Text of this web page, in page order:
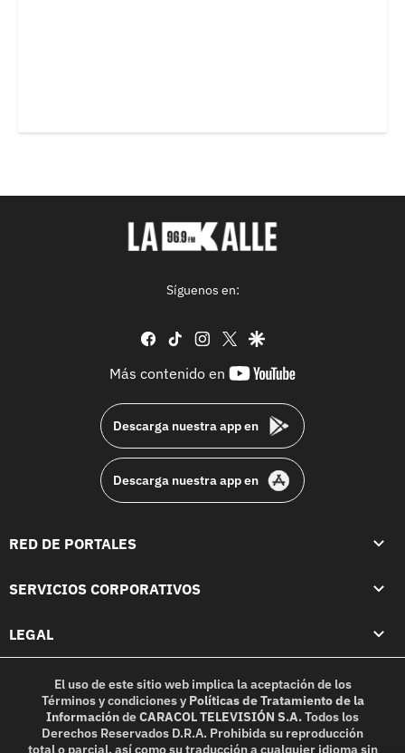
Síguenos en:
facebook
tiktok instagram
twittergoogle
Más contenido en
youtube-
Descarga nuestra app en
Descarga nuestra app en
RED DE PORTALES
SERVICIOS CORPORATIVOS
LEGAL
El uso de este sitio web implica la aceptación de los
Términos y condicionesy Políticas de Tratamiento de la
InformacióndeCARACOL TELEVISIÓN S.A.Todos los
Derechos Reservados D.R.A. Prohibida su reproducción
total o parcial, así como su traducción a cualquier idioma sin